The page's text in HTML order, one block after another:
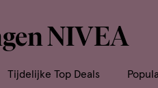
NIVEA
Tijdelijke Top Deals